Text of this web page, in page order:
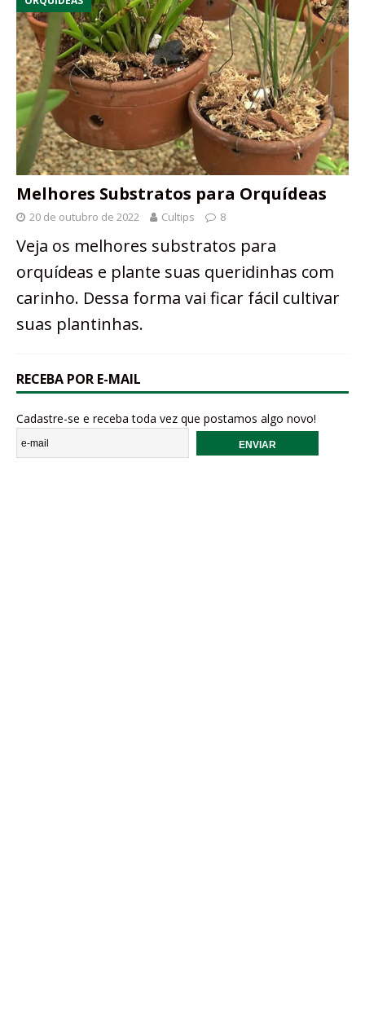
Melhores Substratos para Orquídeas
20 de outubro de 2022 Cultips 8
Veja os melhores substratos para
orquídeas e plante suas queridinhas com
carinho. Dessa forma vai ficar fácil cultivar
suas plantinhas.
RECEBA POR E-MAIL
Cadastre-se e receba toda vez que postamos algo novo!